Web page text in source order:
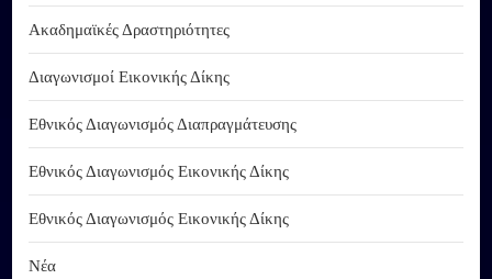
Ακαδημαϊκές Δραστηριότητες
Διαγωνισμοί Εικονικής Δίκης
Εθνικός Διαγωνισμός Διαπραγμάτευσης
Εθνικός Διαγωνισμός Εικονικής Δίκης
Εθνικός Διαγωνισμός Εικονικής Δίκης
Νέα